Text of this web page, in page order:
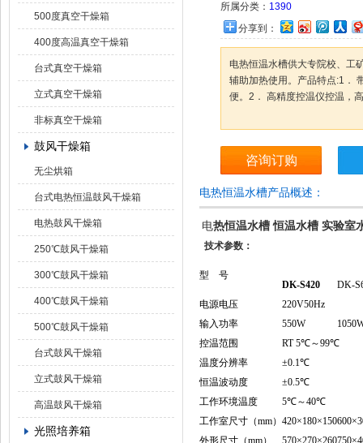
500度真空干燥箱
400度高温真空干燥箱
台式真空干燥箱
立式真空干燥箱
非标真空干燥箱
鼓风干燥箱
无尘烘箱
台式电热恒温鼓风干燥箱
电热鼓风干燥箱
250℃鼓风干燥箱
300℃鼓风干燥箱
400℃鼓风干燥箱
500℃鼓风干燥箱
台式鼓风干燥箱
立式鼓风干燥箱
高温鼓风干燥箱
光照培养箱
所属分类： 1390
分享到：
电热恒温水槽供大专院校、工
辅助加热使用。产品特点:1．
便。2． 高精度控温仪控温，
咨询订购
电热恒温水槽产品概述：
电热恒温水槽 恒温水槽 实验室
技术参数：
型 号
DK-S420
DK-
电源电压
220V50Hz
输入功率
550W
控温范围
RT 5℃～99℃
温度分辨率
±0.1℃
恒温波动度
±0.5℃
工作环境温度
5℃～40℃
工作室尺寸 （mm） 420×180×150
外形尺寸 （mm） 570×270×260